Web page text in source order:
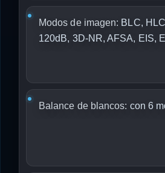
Modos de imagen: BLC,
120dB, 3D-NR, AFSA, EIS,
Balance de blancos: con 6